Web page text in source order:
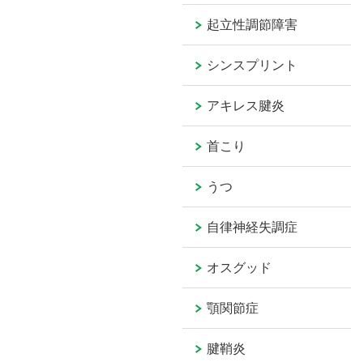
起立性調節障害
シンスプリント
アキレス腱炎
首こり
うつ
自律神経失調症
オスグッド
顎関節症
腱鞘炎